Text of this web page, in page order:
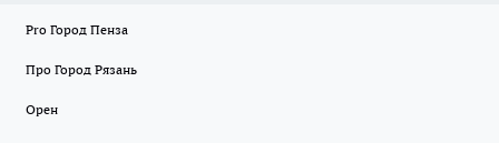
Pro Город Пенза
Про Город Рязань
Орен